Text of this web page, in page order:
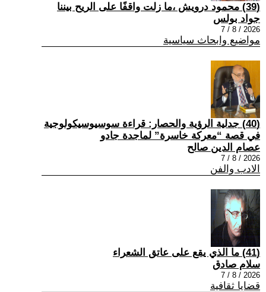
(39) محمود درويش ،ما زلت واقفًا على الريح بيننا
جواد بولس
2026 / 8 / 7
مواضيع وابحاث سياسية
(40) جدلية الرؤية والحصار: قراءة سوسيوسيكولوجية
في قصة “معركة خاسرة” لماجدة جادو
عصام الدين صالح
2026 / 8 / 7
الادب والفن
(41) ما الذي يقع على عاتق الشعراء
سلام صادق
2026 / 8 / 7
قضايا ثقافية